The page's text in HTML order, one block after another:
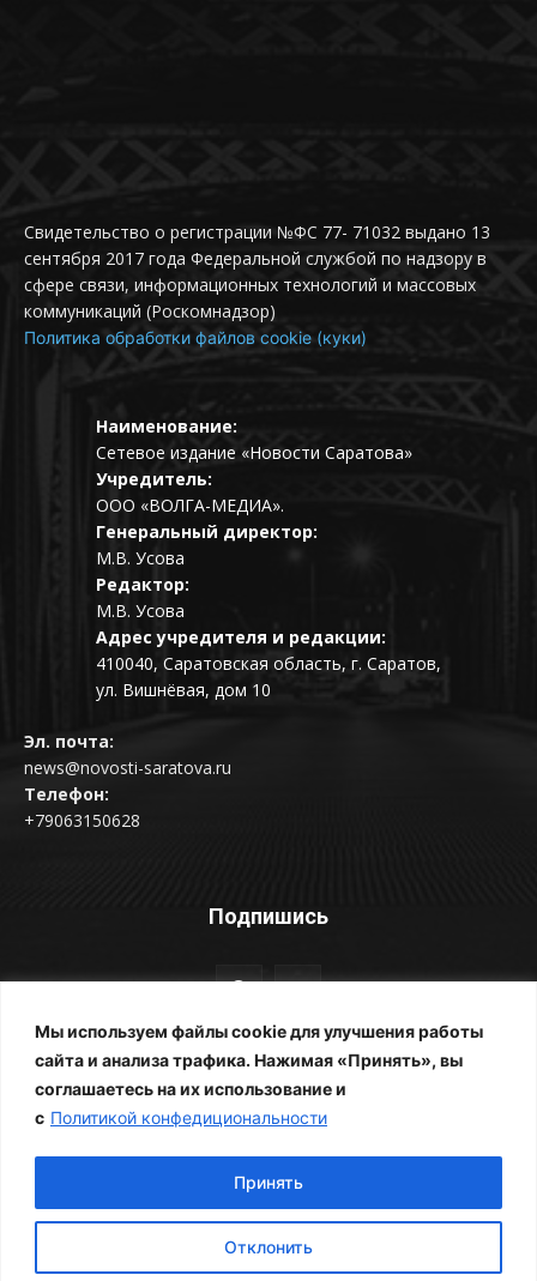
Мы используем файлы cookie для улучшения работы
сайта и анализа трафика. Нажимая «Принять», вы
соглашаетесь на их использование и
с Политикой конфедициональности
Отклонить
Принять
Свидетельство о регистрации №ФС 77- 71032 выдано 13
сентября 2017 года Федеральной службой по надзору в
сфере связи, информационных технологий и массовых
коммуникаций (Роскомнадзор)
Политика обработки файлов cookie (куки)
Наименование:
Сетевое издание «Новости Саратова»
Учредитель:
ООО «ВОЛГА-МЕДИА».
Генеральный директор:
М.В. Усова
Редактор:
М.В. Усова
Адрес учредителя и редакции:
410040, Саратовская область, г. Саратов,
ул. Вишнёвая, дом 10
Эл. почта:
news@novosti-saratova.ru
Телефон:
+79063150628
Подпишись
© Новости Саратова 2014-2025
ЖКХ